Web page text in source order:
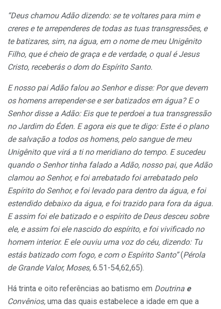
“Deus chamou Adão dizendo: se te voltares para mim e
creres e te arrependeres de todas as tuas transgressões, e
te batizares, sim, na água, em o nome de meu Unigênito
Filho, que é cheio de graça e de verdade, o qual é Jesus
Cristo, receberás o dom do Espírito Santo.
E nosso pai Adão falou ao Senhor e disse: Por que devem
os homens arrepender-se e ser batizados em água? Eo
Senhordisse a Adão: Eis que te perdoei a tua transgressão
no Jardim do Éden. Eagora eis que te digo: Este é o plano
de salvação a todos os homens, pelo sangue de meu
Unigênito que virá a tino meridiano do tempo. E sucedeu
quando o Senhor tinha falado a Adão, nosso pai, queAdão
clamou ao Senhor, e foi arrebatado foi arrebatado pelo
Espírito do Senhor, e foi levado para dentro da água, e foi
estendido debaixo da água, e foi trazido para fora da água.
E assim foi ele batizado e o espírito de Deus desceu sobre
ele, e assim foi ele nascido do espírito, e foi vivificado no
homem interior. E ele ouviu uma voz do céu, dizendo: Tu
estás batizado com fogo, ecom o Espírito Santo”(Pérola
de Grande Valor, Moses, 6.51-54,62,65).
Há trinta e oito referências ao batismo em Doutrina e
Convênios, uma das quais estabelece a idade em que a